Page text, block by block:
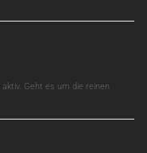
Geht es um die reinen